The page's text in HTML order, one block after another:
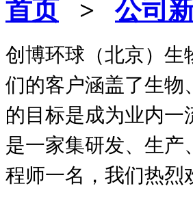
首页 > 公司
创博环球（北京）生
们的客户涵盖了生物
的目标是成为业内
是一家集研发、生产
程师一名，我们热烈